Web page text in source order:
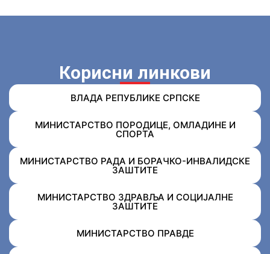
Корисни линкови
ВЛАДА РЕПУБЛИКЕ СРПСКЕ
МИНИСТАРСТВО ПОРОДИЦЕ, ОМЛАДИНЕ И
СПОРТА
МИНИСТАРСТВО РАДА И БОРАЧКО-ИНВАЛИДСКЕ
ЗАШТИТЕ
МИНИСТАРСТВО ЗДРАВЉА И СОЦИЈАЛНЕ
ЗАШТИТЕ
МИНИСТАРСТВО ПРАВДЕ